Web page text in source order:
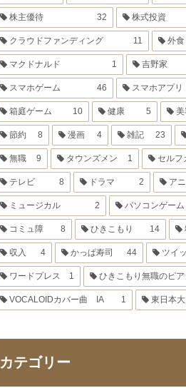
株主優待 32 株式投資
クラウドファンディング 11 外食
マクドナルド 1 吉野家
スマホゲーム 46 スマホアプリ
箱庭ゲーム 10 健康 5 美
節約 8 漫画 4 雑記 23
無職 9 タウンズメン 1 セルフ
テレビ 8 ドラマ 2 ア
ミュージカル 2 パソコンゲーム
コミュ障 8 ひきこもり 14
収入 4 かっぱ寿司 44 ツイ
ワードプレス 1 ひきこもり無職のピア
VOCALOIDカバー曲 IA 1 東日本
カテゴリー